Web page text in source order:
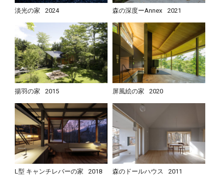
淡光の家 2024 森の深度ーAnnex 2021
揚羽の家 2015 屏風絵の家 2020
L型 キャンチレバーの家 2018 森のドールハウス 2011